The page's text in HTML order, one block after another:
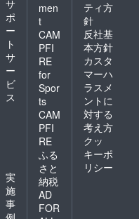
サ
ポ
ー
ト
サ
ー
ビ
ス
実
施
事
men
t
CAM
PFI
RE
for
Spor
ts
CAM
PFI
RE
ふる
さと
納税
AD
FOR
ティ方
針
反社基
本方針
カスタ
マーハ
ラスメ
ントに
対する
考え方
クッ
キーポ
リシー